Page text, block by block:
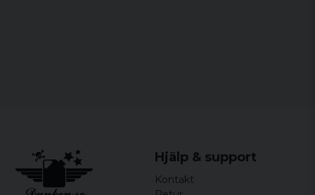
Hjälp & support
Kontakt